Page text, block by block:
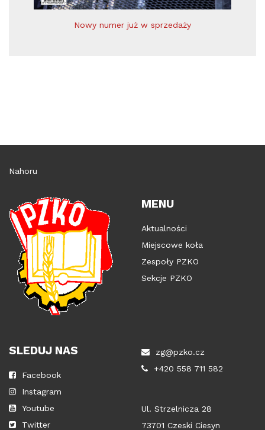
Nowy numer już w sprzedaży
Nahoru
MENU
Aktualności
Miejscowe koła
Zespoły PZKO
Sekcje PZKO
SLEDUJ NAS
Facebook
Instagram
Youtube
Twitter
zg@pzko.cz
+420 558 711 582
Ul. Strzelnicza 28
73701 Czeski Ciesyn